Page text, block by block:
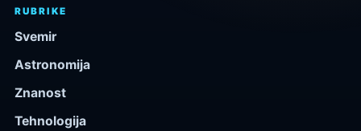
RUBRIKE
Svemir
Astronomija
Znanost
Tehnologija